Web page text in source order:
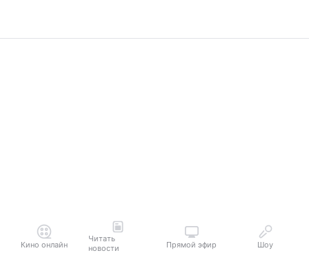
Кино онлайн
Читать
новости
Прямой эфир Шоу